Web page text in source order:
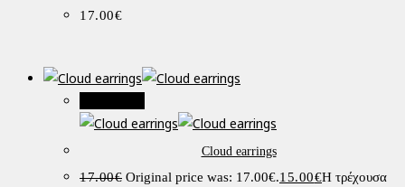
17.00€
Cloud earrings
17.00€ Original price was: 17.00€.15.00€Η τρέχουσα